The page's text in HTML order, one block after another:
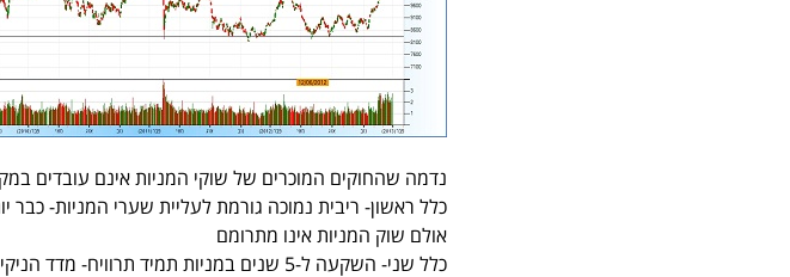
נדמה שהחוקים המוכרים של שוקי המניות אינם עובדים במקרה של מדד 225 המניות
כלל ראשון- ריבית נמוכה גורמת לעליית שערי המניות-
אולם שוק המניות אינו מתרומם